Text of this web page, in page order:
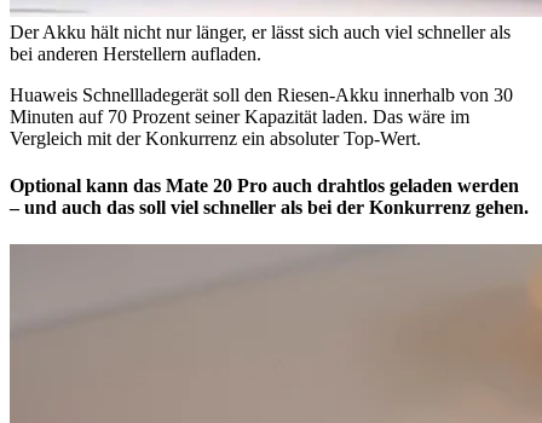
Der Akku hält nicht nur länger, er lässt sich auch viel schneller als
bei anderen Herstellern aufladen.
Huaweis Schnellladegerät soll den Riesen-Akku innerhalb von 30
Minuten auf 70 Prozent seiner Kapazität laden. Das wäre im
Vergleich mit der Konkurrenz ein absoluter Top-Wert.
Optional kann das Mate 20 Pro auch drahtlos geladen werden
– und auch das soll viel schneller als bei der Konkurrenz gehen.